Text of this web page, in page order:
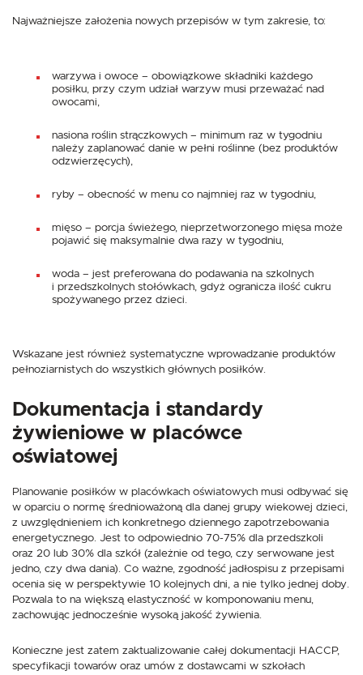
Najważniejsze założenia nowych przepisów w tym zakresie, to:
warzywa i owoce – obowiązkowe składniki każdego
posiłku, przy czym udział warzyw musi przeważać nad
owocami,
nasiona roślin strączkowych – minimum raz w tygodniu
należy zaplanować danie w pełni roślinne (bez produktów
odzwierzęcych),
ryby – obecność w menu co najmniej raz w tygodniu,
mięso – porcja świeżego, nieprzetworzonego mięsa może
pojawić się maksymalnie dwa razy w tygodniu,
woda – jest preferowana do podawania na szkolnych
i przedszkolnych stołówkach, gdyż ogranicza ilość cukru
spożywanego przez dzieci.
Wskazane jest również systematyczne wprowadzanie produktów
pełnoziarnistych do wszystkich głównych posiłków.
Dokumentacja i standardy
żywieniowe w placówce
oświatowej
Planowanie posiłków w placówkach oświatowych musi odbywać się
w oparciu o normę średnioważoną dla danej grupy wiekowej dzieci,
z uwzględnieniem ich konkretnego dziennego zapotrzebowania
energetycznego. Jest to odpowiednio 70-75% dla przedszkoli
oraz 20 lub 30% dla szkół (zależnie od tego, czy serwowane jest
jedno, czy dwa dania). Co ważne, zgodność jadłospisu z przepisami
ocenia się w perspektywie 10 kolejnych dni, a nie tylko jednej doby.
Pozwala to na większą elastyczność w komponowaniu menu,
zachowując jednocześnie wysoką jakość żywienia.
Konieczne jest zatem zaktualizowanie całej dokumentacji HACCP,
specyfikacji towarów oraz umów z dostawcami w szkołach